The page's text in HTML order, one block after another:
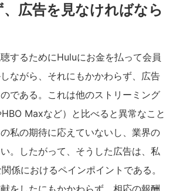
広告を見なければなら
するためにHuluにお金を払って会員
ながら、それにもかかわらず、広告
である。これは他のストリーミング
Maxなど）と比べると異常なこと
私の期待に応えていないし、業界の
。したがって、そうした広告は、私
係におけるペインポイントである。
をしたにもかかわらず、相応の報酬